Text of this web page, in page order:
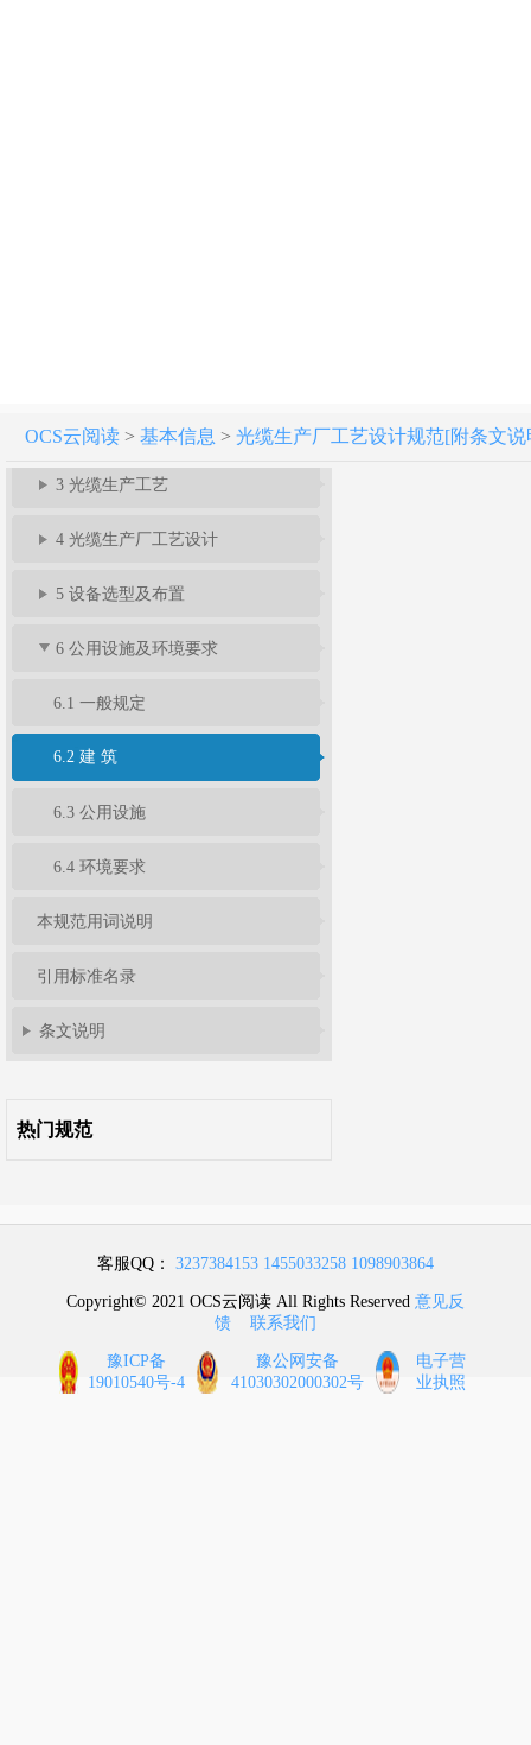
OCS云阅读> 基本信息 > 光缆生产厂工艺设计规范[附条文说
2 术 语
3 光缆生产工艺
4 光缆生产厂工艺设计
5 设备选型及布置
6 公用设施及环境要求
6.1 一般规定
6.2 建 筑
6.3 公用设施
6.4 环境要求
本规范用词说明
引用标准名录
条文说明
热门规范
客服QQ： 3237384153 1455033258 1098903864
Copyright© 2021 OCS云阅读 All Rights Reserved 意见反
馈
联系我们
豫ICP备
19010540号-4
豫公网安备
41030302000302号
电子营
业执照